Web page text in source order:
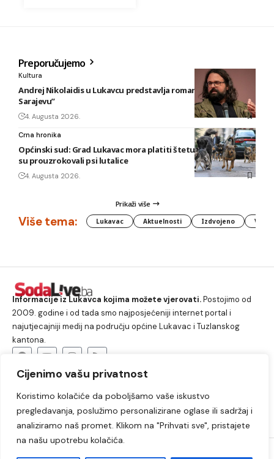
Cijenimo vašu privatnost
Koristimo kolačiće da poboljšamo vaše iskustvo
pregledavanja, poslužimo personalizirane oglase ili sadržaj i
analiziramo naš promet. Klikom na "Prihvati sve", pristajete
na našu upotrebu kolačića.
Preporučujemo
Kultura
Andrej Nikolaidis u Lukavcu predstavlja roman “Safari u
Sarajevu”
4. Augusta 2026.
Crna hronika
Općinski sud: Grad Lukavac mora platiti štetu na vozilu koju
su prouzrokovali psi lutalice
4. Augusta 2026.
Prikaži više
Više tema: Lukavac Aktuelnosti Izdvojeno
Informacije iz Lukavca kojima možete vjerovati.Postojimo od
2009. godine i od tada smo najposjećeniji internet portal i
najutjecajniji medij na području općine Lukavac i Tuzlanskog
kantona.
Lukavac Društvo Crna hronika
Sport
Kultura
Kolumne Slobodno vrijeme